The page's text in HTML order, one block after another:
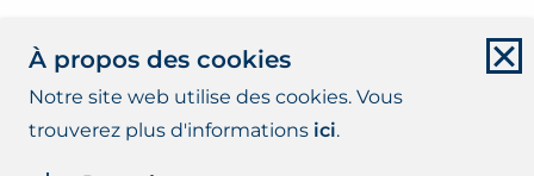
Envoyer
À propos des cookies
Notre site web utilise des cookies. Vous
trouverez plus d'informations ici.